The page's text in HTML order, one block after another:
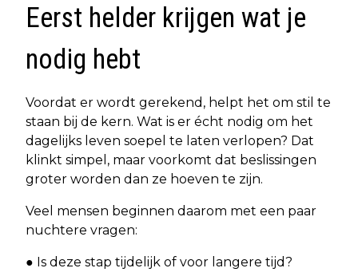
Eerst helder krijgen wat je
nodig hebt
Voordat er wordt gerekend, helpt het om stil te
staan bij de kern. Wat is er écht nodig om het
dagelijks leven soepel te laten verlopen? Dat
klinkt simpel, maar voorkomt dat beslissingen
groter worden dan ze hoeven te zijn.
Veel mensen beginnen daarom met een paar
nuchtere vragen:
● Is deze stap tijdelijk of voor langere tijd?